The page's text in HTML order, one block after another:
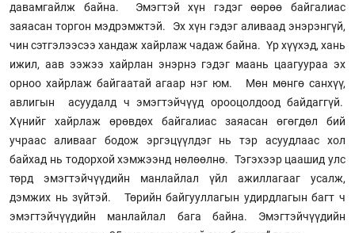
давамгайлж байна. Эмэгтэй хүн гэдэг өөрөө байгалиас
заяасан торгон мэдрэмжтэй. Эх хүн гэдэг аливаад энэрэнгүй,
чин сэтгэлээсээ хандаж хайрлаж чадаж байна. Үр хүүхэд, хань
ижил, аав ээжээ хайрлан энэрнэ гэдэг маань цаагуураа эх
орноо хайрлаж байгаатай агаар нэг юм. Мөн мөнгө санхүү,
авлигын асуудалд ч эмэгтэйчүүд орооцолдоод байдаггүй.
Хүнийг хайрлаж өрөвдөх байгалиас заяасан өгөгдөл бий
учраас аливааг бодож эргэцүүлдэг нь тэр асуудлаас хол
байхад нь тодорхой хэмжээнд нөлөөлнө. Тэгэхээр цаашид улс
төрд эмэгтэйчүүдийн манлайлал үйл ажиллагааг усалж,
дэмжих нь зүйтэй. Төрийн байгууллагын удирдлагын багт ч
эмэгтэйчүүдийн манлайлал бага байна. Эмэгтэйчүүдийн